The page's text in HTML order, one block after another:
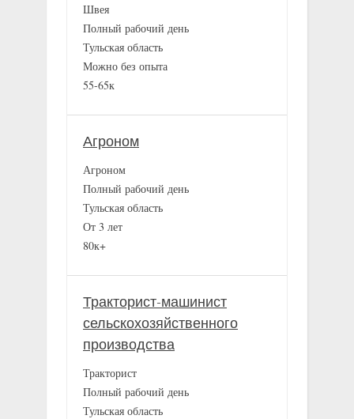
Швея
Полный рабочий день
Тульская область
Можно без опыта
55-65к
Агроном
Агроном
Полный рабочий день
Тульская область
От 3 лет
80к+
Тракторист-машинист
сельскохозяйственного
производства
Тракторист
Полный рабочий день
Тульская область